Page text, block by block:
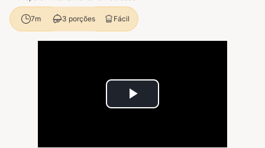
7m 3 porções Fácil
Play